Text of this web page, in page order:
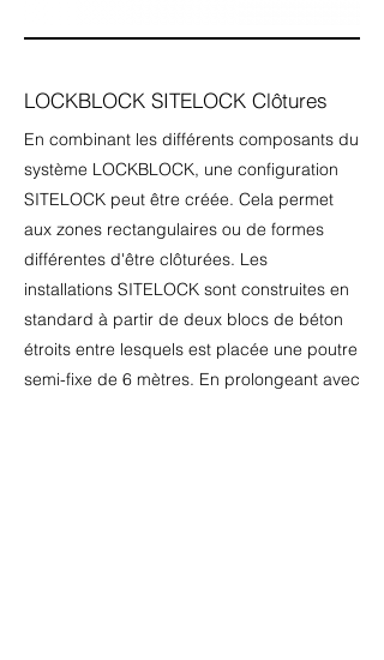
LOCKBLOCK SITELOCK Clôtures
En combinant les différents composants du
système LOCKBLOCK, une configuration
SITELOCK peut être créée. Cela permet
aux zones rectangulaires ou de formes
différentes d'être clôturées. Les
installations SITELOCK sont construites en
standard à partir de deux blocs de béton
étroits entre lesquels est placée une poutre
semi-fixe de 6 mètres. En prolongeant avec